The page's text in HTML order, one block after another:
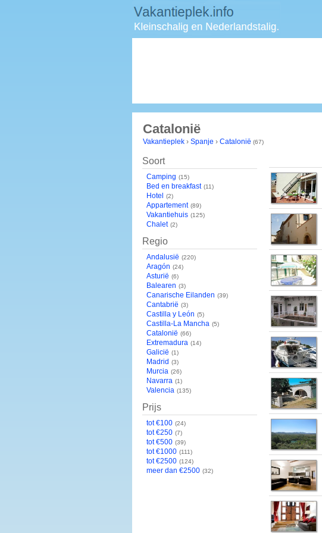
Catalonië
Vakantieplek › Spanje › Catalonië (67)
Soort
Camping (15)
Bed en breakfast (11)
Hotel (2)
Appartement (89)
Vakantiehuis (125)
Chalet (2)
Regio
Andalusië (220)
Aragón (24)
Asturië (6)
Balearen (3)
Canarische Eilanden (39)
Cantabrië (3)
Castilla y León (5)
Castilla-La Mancha (5)
Catalonië (66)
Extremadura (14)
Galicië (1)
Madrid (3)
Murcia (26)
Navarra (1)
Valencia (135)
Prijs
tot €100 (24)
tot €250 (7)
tot €500 (39)
tot €1000 (111)
tot €2500 (124)
meer dan €2500 (32)